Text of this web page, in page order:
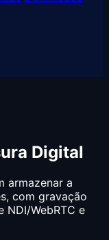
Digital
armazenar a
com gravação
NDI/WebRTC e